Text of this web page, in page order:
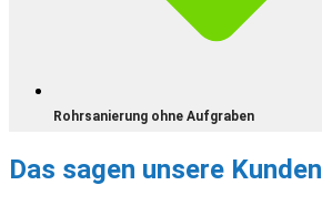
Rohrsanierung ohne Aufgraben
Das sagen unsere Kunden